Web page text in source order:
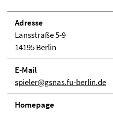
Adresse
Lansstraße 5-9
14195 Berlin
E-Mail
spieler@gsnas.fu-berlin.de
Homepage